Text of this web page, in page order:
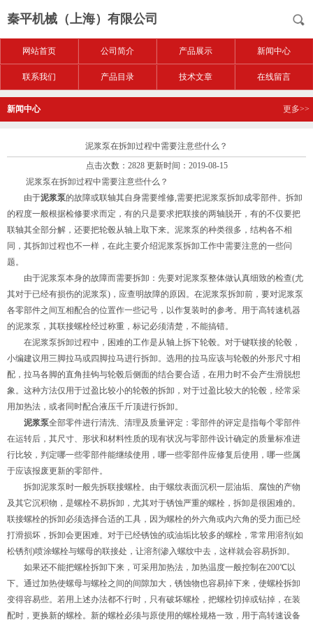
秦平机械（上海）有限公司
网站首页 公司简介 产品展示 新闻中心
联系我们 产品目录 技术文章 在线留言
新闻中心 更多>>
泥浆泵在拆卸过程中需要注意些什么？
点击次数：2828 更新时间：2019-08-15
泥浆泵在拆卸过程中需要注意些什么？
由于泥浆泵的故障或联轴其自身需要维修,需要把泥浆泵拆卸成零部件。拆卸
的程度一般根据检修要求而定，有的只是要求把联接的两轴脱开，有的不仅要把
联轴其全部分解，还要把轮毂从轴上取下来。泥浆泵的种类很多，结构各不相
同，其拆卸过程也不一样，在此主要介绍泥浆泵拆卸工作中需要注意的一些问
题。
由于泥浆泵本身的故障而需要拆卸：先要对泥浆泵整体做认真细致的检查(尤
其对于已经有损伤的泥浆泵)，应查明故障的原因。在泥浆泵拆卸前，要对泥浆泵
各零部件之间互相配合的位置作一些记号，以作复装时的参考。用于高转速机器
的泥浆泵，其联接螺栓经过称重，标记必须清楚，不能搞错。
在泥浆泵拆卸过程中，困难的工作是从轴上拆下轮毂。对于键联接的轮毂，
小编建议用三脚拉马或四脚拉马进行拆卸。选用的拉马应该与轮毂的外形尺寸相
配，拉马各脚的直角挂钩与轮毂后侧面的结合要合适，在用力时不会产生滑脱想
象。这种方法仅用于过盈比较小的轮毂的拆卸，对于过盈比较大的轮毂，经常采
用加热法，或者同时配合液压千斤顶进行拆卸。
泥浆泵全部零件进行清洗、清理及质量评定：零部件的评定是指每个零部件
在运转后，其尺寸、形状和材料性质的现有状况与零部件设计确定的质量标准进
行比较，判定哪一些零部件能继续使用，哪一些零部件应修复后使用，哪一些属
于应该报废更新的零部件。
拆卸泥浆泵时一般先拆联接螺栓。由于螺纹表面沉积一层油垢、腐蚀的产物
及其它沉积物，是螺栓不易拆卸，尤其对于锈蚀严重的螺栓，拆卸是很困难的。
联接螺栓的拆卸必须选择合适的工具，因为螺栓的外六角或内六角的受力面已经
打滑损坏，拆卸会更困难。对于已经锈蚀的或油垢比较多的螺栓，常常用溶剂(如
松锈剂)喷涂螺栓与螺母的联接处，让溶剂渗入螺纹中去，这样就会容易拆卸。
如果还不能把螺栓拆卸下来，可采用加热法，加热温度一般控制在200℃以
下。通过加热使螺母与螺栓之间的间隙加大，锈蚀物也容易掉下来，使螺栓拆卸
变得容易些。若用上述办法都不行时，只有破坏螺栓，把螺栓切掉或钻掉，在装
配时，更换新的螺栓。新的螺栓必须与原使用的螺栓规格一致，用于高转速设备